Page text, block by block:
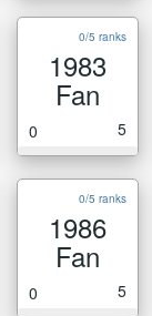
0/5 ranks
1983
Fan
0 5
0/5 ranks
1986
Fan
0 5